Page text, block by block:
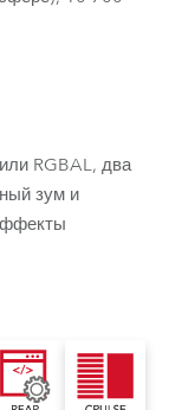
RGBAL, два
зум и